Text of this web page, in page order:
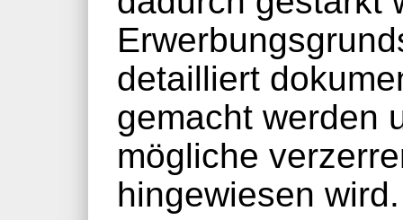
detailliert
gemacht werden
mögliche
hingewiesen